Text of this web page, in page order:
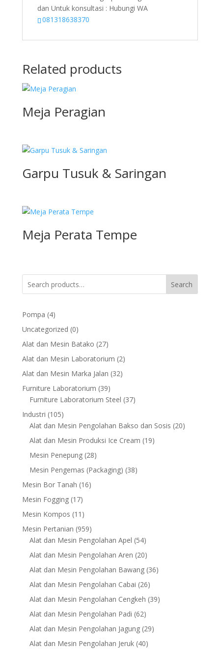
dan Untuk konsultasi : Hubungi WA
081318638370
Related products
Meja Peragian
Garpu Tusuk & Saringan
Meja Perata Tempe
Search
Pompa 44
products
Uncategorized 00
products
Alat dan Mesin Batako 2727
products
Alat dan Mesin Laboratorium 22
Alat dan Mesin Marka Jalan 3232
Furniture Laboratorium 3939
products
Furniture Laboratorium Steel 3737
Industri 105105
products
Alat dan Mesin Pengolahan Bakso dan Sosis 2020
Alat dan Mesin Produksi Ice Cream 1919
Mesin Penepung 2828
products
Mesin Pengemas (Packaging) 3838
Mesin Bor Tanah 1616
Mesin Fogging 1717
products
Mesin Kompos 11 11
products
Mesin Pertanian 959959
products
Alat dan Mesin Pengolahan Apel 5454
products
Alat dan Mesin Pengolahan Aren 2020
products
Alat dan Mesin Pengolahan Bawang 3636
Alat dan Mesin Pengolahan Cabai 2626
products
Alat dan Mesin Pengolahan Cengkeh 3939
Alat dan Mesin Pengolahan Padi 6262
products
Alat dan Mesin Pengolahan Jagung 2929
Alat dan Mesin Pengolahan Jeruk 4040